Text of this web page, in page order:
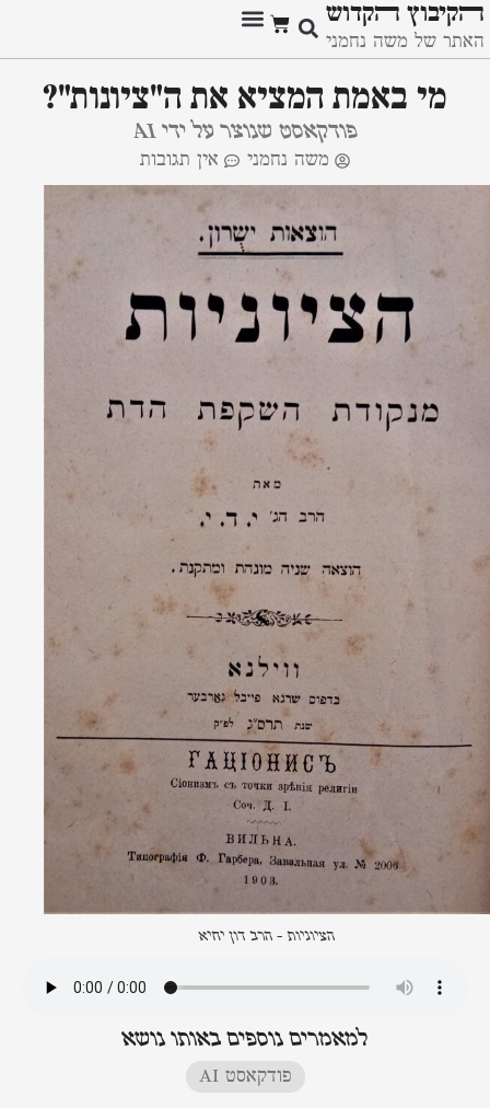
ﬣקיבוץ ﬣקדוש
האתר של משה נחמני
מי באמת המציא את ה"ציונות"?
פודקאסט שנוצר על ידי AI
משה נחמני אין תגובות
הציוניות - הרב דון יחיא
למאמרים נוספים באותו נושא
פודקאסט AI